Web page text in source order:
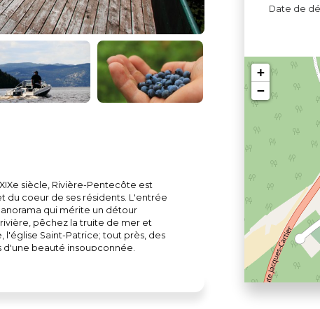
Date de
+
−
siècle, Rivière-Pentecôte est
du coeur de ses résidents. L'entrée
qui mérite un détour
rivière, pêchez la truite de mer et
l'église Saint-Patrice; tout près, des
beauté insoupçonnée.
air et cueilleurs de petits fruits